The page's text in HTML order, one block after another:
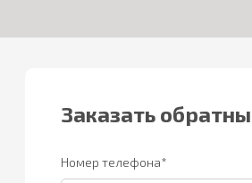
Заказать
Номер телефона*